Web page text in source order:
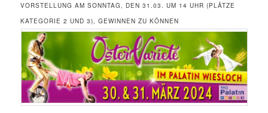
VORSTELLUNG AM SONNTAG, DEN 31.03. UM 14 UHR (PLÄTZE
KATEGORIE 2 UND 3), GEWINNEN ZU KÖNNEN